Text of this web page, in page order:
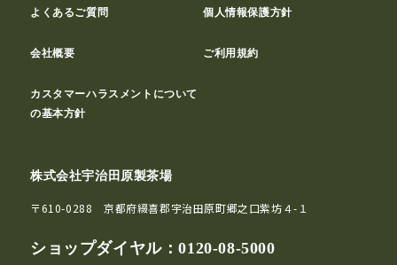
よくあるご質問 個人情報保護方針
会社概要 ご利用規約
カスタマーハラスメントについて
の基本方針
株式会社宇治田原製茶場
〒610-0288 京都府綴喜郡宇治田原町郷之口紫坊４-１
ショップダイヤル：0120-08-5000